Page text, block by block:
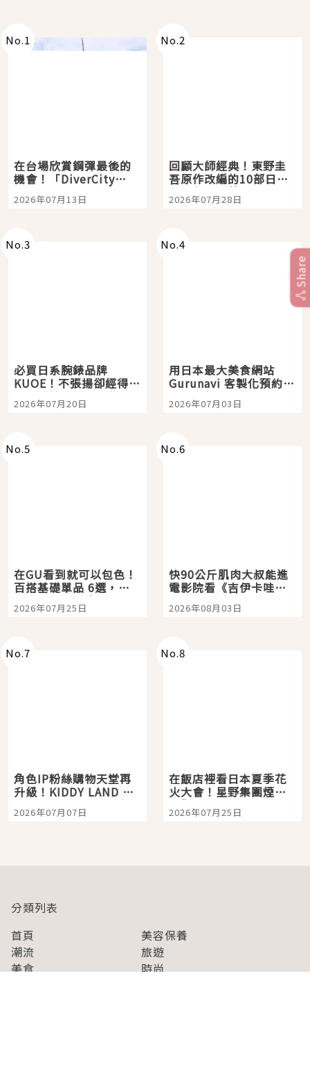
No.1
在台場欣賞鋼彈最後的
機會！「DiverCity
Tokyo Plaza」搭船、
購物、美食及夜景，一
2026年07月13日
No.2
回顧大師經典！東野圭
吾原作改編的10部日本
影視作品推薦
2026年07月28日
No.3
必買日系腕錶品牌
KUOE！不張揚卻經得起
時間洗鍊的經典之作五
選
2026年07月20日
No.4
用日本最大美食網站
Gurunavi 客製化預約九
大都市餐廳，打造專屬
美食體驗！
2026年07月03日
No.5
在GU看到就可以包色！
百搭基礎單品 6選，閉
眼全收也不心疼
2026年07月25日
No.6
快90公斤肌肉大叔能進
電影院看《吉伊卡哇》
嗎？日本重金屬樂團
「打首」會長與nagano
2026年08月03日
No.7
角色IP粉絲購物天堂再
升級！KIDDY LAND 原
宿店吉伊卡哇迎客，新
開幕 OMOKADO 店3分
2026年07月07日
No.8
在飯店裡看日本夏季花
火大會！星野集團煙火
景觀飯店6選，讓你不用
人擠人悠閒欣賞
2026年07月25日
Share
分類列表
首頁
美容保養
潮流
旅遊
美食
時尚